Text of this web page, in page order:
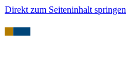
Direkt zum Seiteninhalt springen